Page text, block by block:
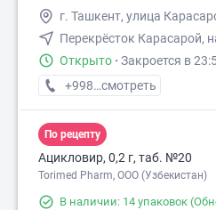
г. Ташкент, улица
Перекрёсток Карасарой,
Открыто · Закроется в
+998 (95) XXX-XX-XX
смотреть
По рецепту
Ацикловир, 0,2 г, таб. №20
Torimed Pharm, OOO (Узбекистан)
В наличии: 14 упаковок